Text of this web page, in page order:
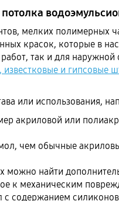
мелких полимерных
красок, которые в
так и для
известковые и гипсовые
или использования,
акриловой или
чем обычные
можно найти
к механическим
с содержанием